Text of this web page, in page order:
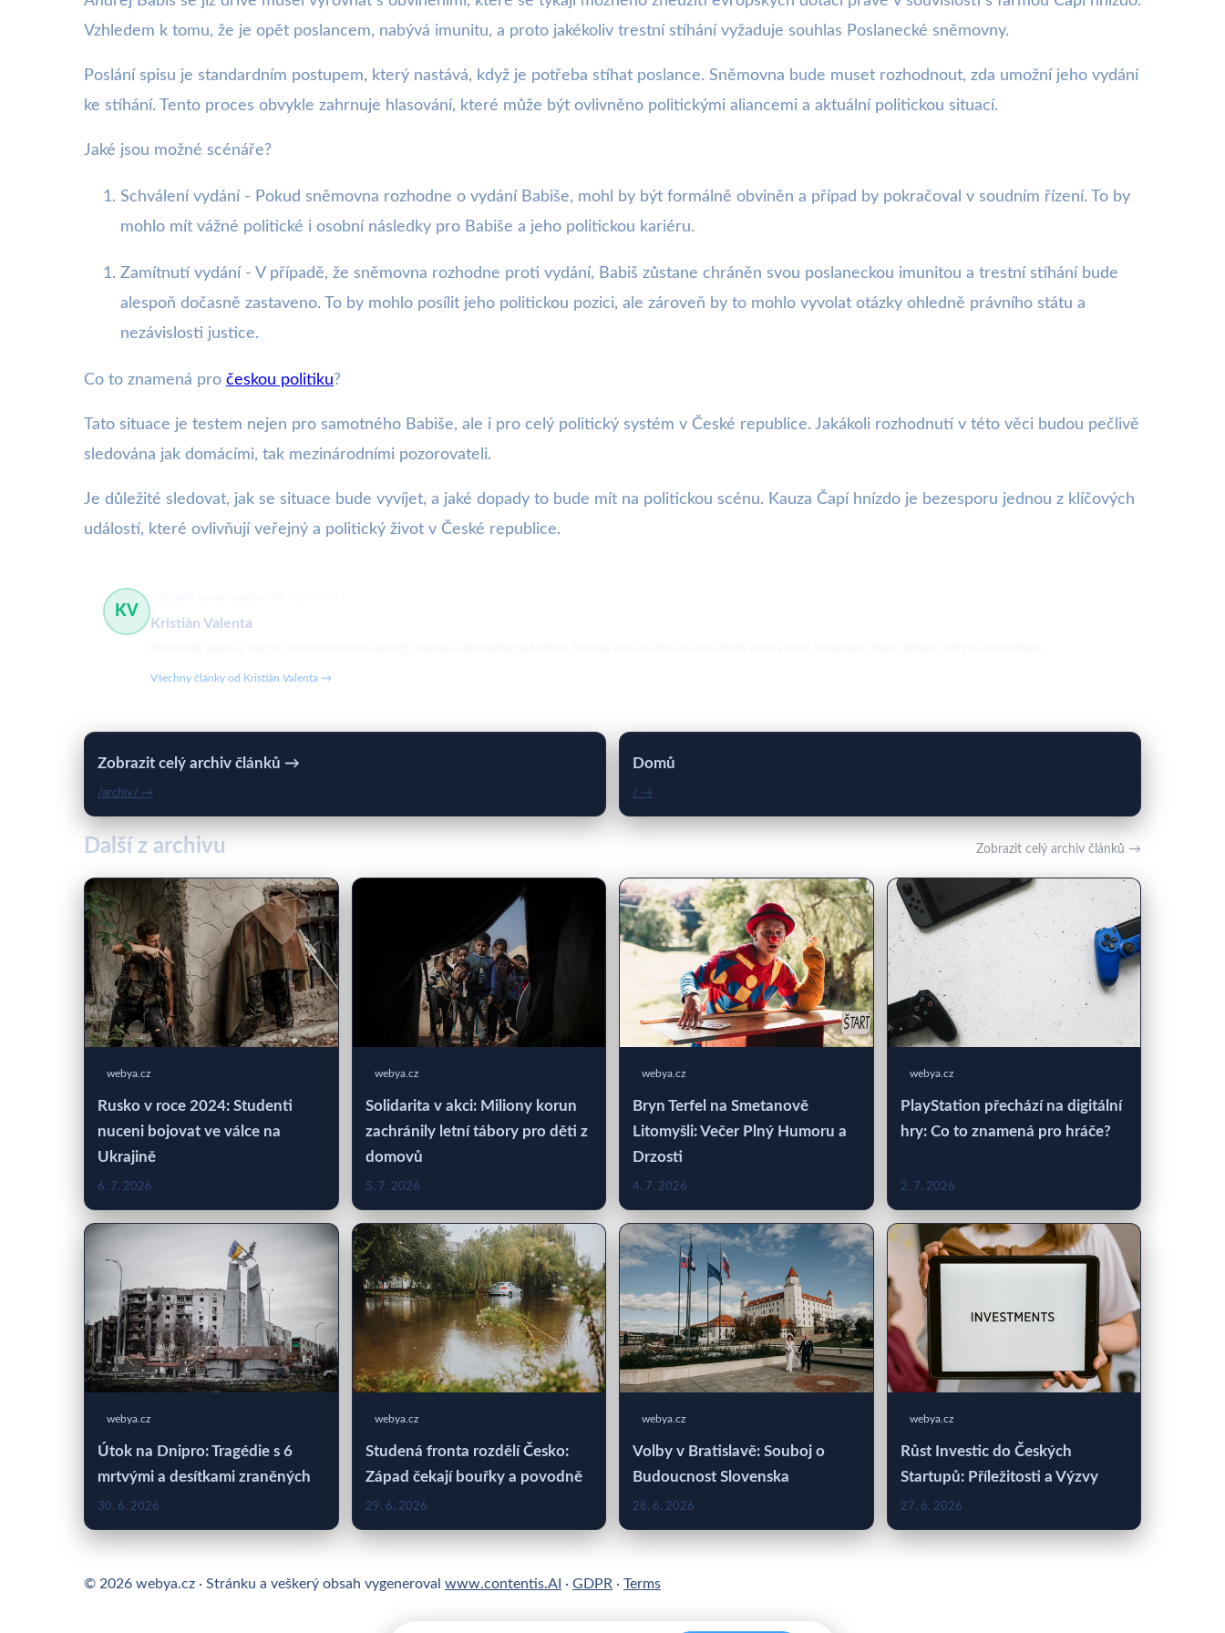
Vzhledem k tomu, že je opět poslancem, nabývá imunitu, a proto jakékoliv trestní stíhání vyžaduje souhlas Poslanecké sněmovny.
Poslání spisu je standardním postupem, který nastává, když je potřeba stíhat poslance. Sněmovna bude muset rozhodnout, zda umožní jeho vydání
ke stíhání. Tento proces obvykle zahrnuje hlasování, které může být ovlivněno politickými aliancemi a aktuální politickou situací.
Jaké jsou možné scénáře?
Schválení vydání - Pokud sněmovna rozhodne o vydání Babiše, mohl by být formálně obviněn a případ by pokračoval v soudním řízení. To by
mohlo mít vážné politické i osobní následky pro Babiše a jeho politickou kariéru.
Zamítnutí vydání - V případě, že sněmovna rozhodne proti vydání, Babiš zůstane chráněn svou poslaneckou imunitou a trestní stíhání bude
alespoň dočasně zastaveno. To by mohlo posílit jeho politickou pozici, ale zároveň by to mohlo vyvolat otázky ohledně právního státu a
nezávislosti justice.
Co to znamená pro českou politiku?
Tato situace je testem nejen pro samotného Babiše, ale i pro celý politický systém v České republice. Jakákoli rozhodnutí v této věci budou pečlivě
sledována jak domácími, tak mezinárodními pozorovateli.
Je důležité sledovat, jak se situace bude vyvíjet, a jaké dopady to bude mít na politickou scénu. Kauza Čapí hnízdo je bezesporu jednou z klíčových
událostí, které ovlivňují veřejný a politický život v České republice.
KV
Kristián Valenta
Všechny články od Kristián Valenta →
Zobrazit celý archiv článků →
/archiv/ →
Domů
/ →
Další z archivu Zobrazit celý archiv článků →
webya.cz
Rusko v roce 2024: Studenti
nuceni bojovat ve válce na
Ukrajině
6. 7. 2026
webya.cz
Solidarita v akci: Miliony korun
zachránily letní tábory pro děti z
domovů
5. 7. 2026
webya.cz
Bryn Terfel na Smetanově
Litomyšli: Večer Plný Humoru a
Drzosti
4. 7. 2026
webya.cz
PlayStation přechází na digitální
hry: Co to znamená pro hráče?
2. 7. 2026
webya.cz
Útok na Dnipro: Tragédie s 6
mrtvými a desítkami zraněných
30. 6. 2026
webya.cz
Studená fronta rozdělí Česko:
Západ čekají bouřky a povodně
29. 6. 2026
webya.cz
Volby v Bratislavě: Souboj o
Budoucnost Slovenska
28. 6. 2026
webya.cz
Růst Investic do Českých
Startupů: Příležitosti a Výzvy
27. 6. 2026
© 2026 webya.cz · Stránku a veškerý obsah vygeneroval www.contentis.AI · GDPR · Terms